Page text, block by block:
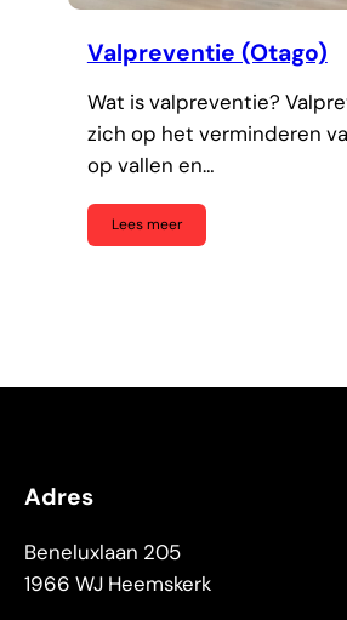
Valpreventie (Otago)
Wat is valpreventie?
zich op het verminderen
op vallen en…
Lees meer
Adres
Beneluxlaan 205
1966 WJ Heemskerk